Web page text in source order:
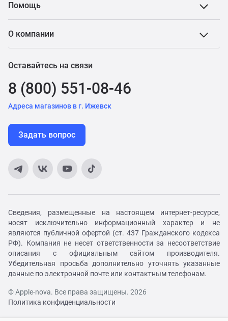
Помощь
О компании
Оставайтесь на связи
8 (800) 551-08-46
Адреса магазинов в г. Ижевск
Задать вопрос
Сведения, размещенные на настоящем интернет-ресурсе,
носят исключительно информационный характер и не
являются публичной офертой (ст. 437 Гражданского кодекса
РФ). Компания не несет ответственности за несоответствие
описания с официальным сайтом производителя.
Убедительная просьба дополнительно уточнять указанные
данные по электронной почте или контактным телефонам.
© Apple-nova. Все права защищены. 2026
Политика конфиденциальности